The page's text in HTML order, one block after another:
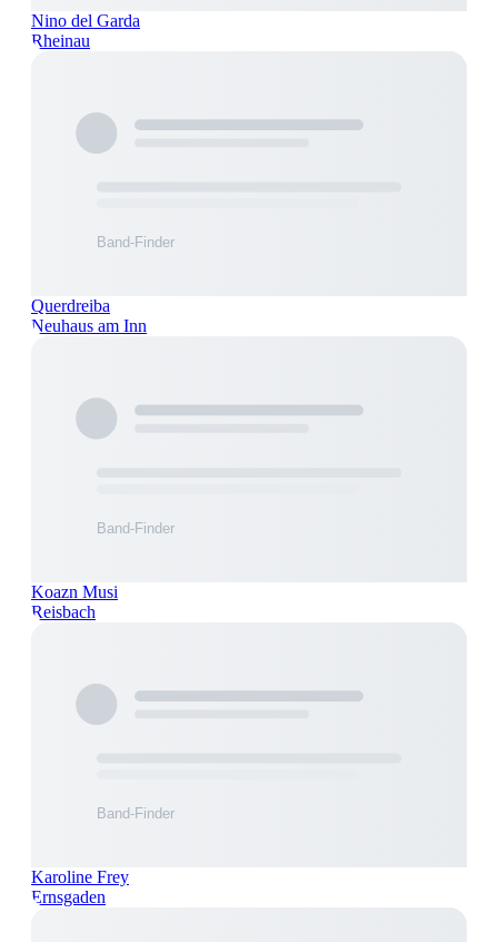
Nino del Garda
Rheinau
Querdreiba
Neuhaus am Inn
Koazn Musi
Reisbach
Karoline Frey
Ernsgaden